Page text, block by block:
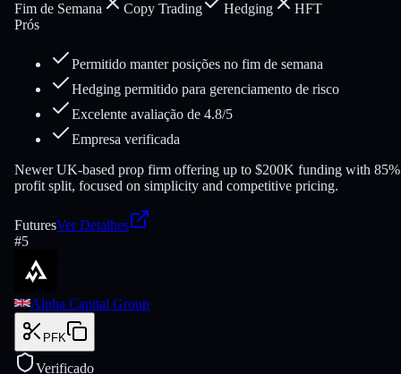
Fim de Semana
Copy Trading Hedging
HFT
Prós
Permitido manter posições no fim de semana
Hedging permitido para gerenciamento de risco
Excelente avaliação de 4.8/5
Empresa verificada
Newer UK-based prop firm offering up to $200K funding with 85%
profit split, focused on simplicity and competitive pricing.
FuturesVer Detalhes
#5
Alpha Capital Group
PFK
Verificado